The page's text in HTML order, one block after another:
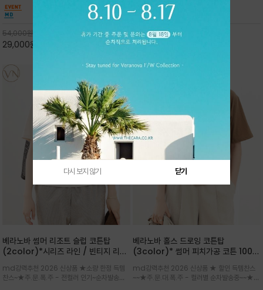
안함을 동시에 느낄수 있으며 차분하고 필요한
컬러웨이로 단독 또는 린넨 자켓/ 여름점퍼 안에
코디하기 만능템 입니다^^
54,000원
29,000원
핏 강연티셔츠
한 착용감을 선사하며, 자연스럽게 떨어지는 실루
엣이 편안하며 ★도회적인 무드로 루즈하게 단독
65,000원
30,000
베라노바 썸머 리조트 슬럽 코튼탑
(2color)*시리즈 라인 / 빈티지 리조
는 가벼운 코튼 터치의 반팔 티셔츠입니
다
md강력추천 2026 신상품 ★소량 한정 득템
찬스~★주.문.폭.주 - 전컬러 인기~순차발송중
베라노바 홀스 드로잉 코튼탑
(3color)* 썸머 피치가공 코튼 100프
의 미를 살려 말의 윤곽선만 스케치하여
감성을 담은 아이템
md강력추천 2026 신상품 ★ 할인 득템찬스
~~★주.문.대.폭.주 - 컬러별 순차발송중~~★프
다시 보지 않기 닫기